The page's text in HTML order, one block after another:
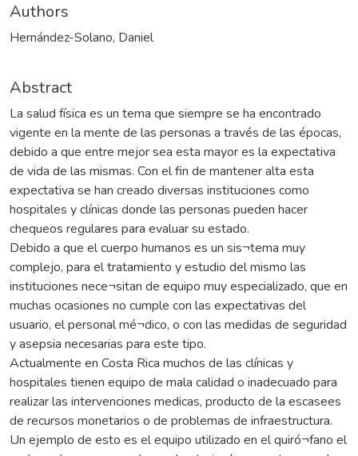
Authors
Hernández-Solano, Daniel
Abstract
La salud física es un tema que siempre se ha encontrado
vigente en la mente de las personas a través de las épocas,
debido a que entre mejor sea esta mayor es la expectativa
de vida de las mismas. Con el fin de mantener alta esta
expectativa se han creado diversas instituciones como
hospitales y clínicas donde las personas pueden hacer
chequeos regulares para evaluar su estado.
Debido a que el cuerpo humanos es un sis¬tema muy
complejo, para el tratamiento y estudio del mismo las
instituciones nece¬sitan de equipo muy especializado, que en
muchas ocasiones no cumple con las expectativas del
usuario, el personal mé¬dico, o con las medidas de seguridad
y asepsia necesarias para este tipo.
Actualmente en Costa Rica muchos de las clínicas y
hospitales tienen equipo de mala calidad o inadecuado para
realizar las intervenciones medicas, producto de la escasees
de recursos monetarios o de problemas de infraestructura.
Un ejemplo de esto es el equipo utilizado en el quiró¬fano el